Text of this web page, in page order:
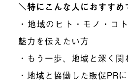
＼特にこんな人におすすめ
・地域のヒト・モノ・コ
魅力を伝えたい方
・もう一歩、地域と深く関
・地域と協働した販促PR